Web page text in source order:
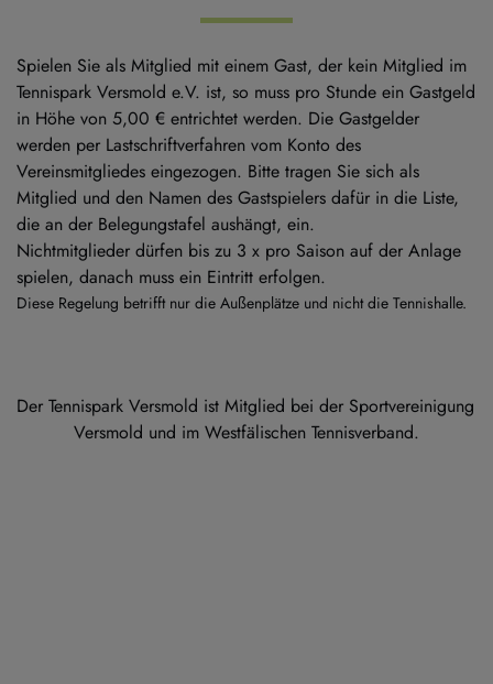
Spielen Sie als Mitglied mit einem Gast, der kein Mitglied im
Tennispark Versmold e.V. ist, so muss pro Stunde ein Gastgeld
in Höhe von 5,00 € entrichtet werden. Die Gastgelder
werden per Lastschriftverfahren vom Konto des
Vereinsmitgliedes eingezogen. Bitte tragen Sie sich als
Mitglied und den Namen des Gastspielers dafür in die Liste,
die an der Belegungstafel aushängt, ein.
Nichtmitglieder dürfen bis zu 3 x pro Saison auf der Anlage
spielen, danach muss ein Eintritt erfolgen.
Diese Regelung betrifft nur die Außenplätze und nicht die Tennishalle.
Der Tennispark Versmold ist Mitglied bei der Sportvereinigung
Versmold und im Westfälischen Tennisverband.